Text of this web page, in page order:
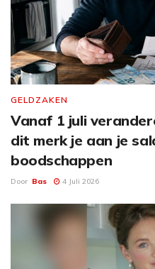
GELDZAKEN
Vanaf 1 juli
dit merk je aan je
boodschappen
Door Bas 4 Juli 2026